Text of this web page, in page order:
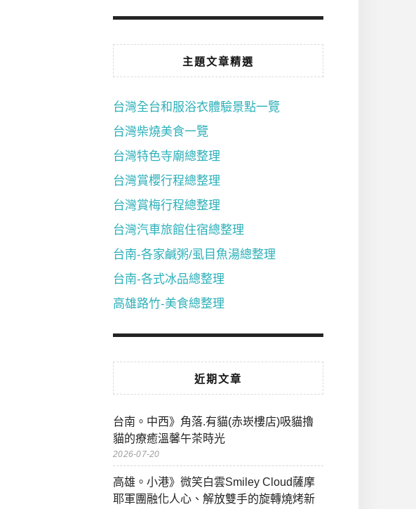
主題文章精選
台灣全台和服浴衣體驗景點一覽
台灣柴燒美食一覽
台灣特色寺廟總整理
台灣賞櫻行程總整理
台灣賞梅行程總整理
台灣汽車旅館住宿總整理
台南-各家鹹粥/虱目魚湯總整理
台南-各式冰品總整理
高雄路竹-美食總整理
近期文章
台南。中西》角落.有貓(赤崁樓店)吸貓擼
貓的療癒溫馨午茶時光
2026-07-20
高雄。小港》微笑白雲Smiley Cloud薩摩
耶軍團融化人心、解放雙手的旋轉燒烤新